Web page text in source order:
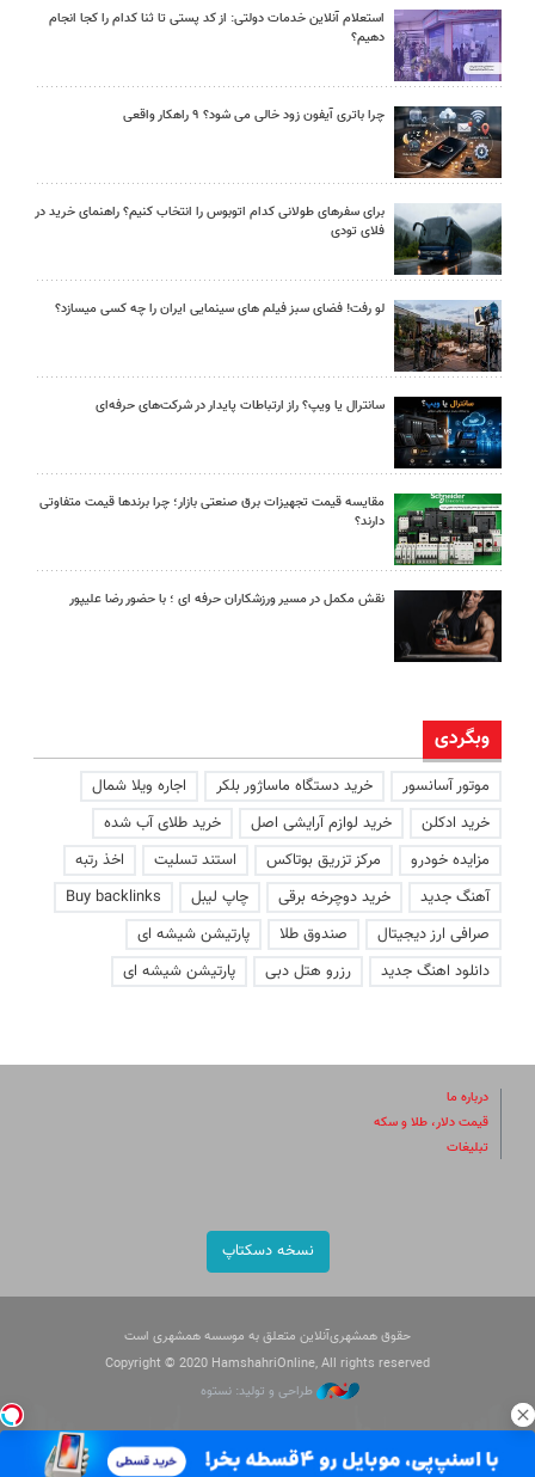
استعلام آنلاین خدمات دولتی: از کد پستی تا ثنا کدام را کجا انجام
دهیم؟
چرا باتری آیفون زود خالی می شود؟ ۹ راهکار واقعی
برای سفرهای طولانی کدام اتوبوس را انتخاب کنیم؟ راهنمای خرید در
فلای تودی
لو رفت! فضای سبز فیلم های سینمایی ایران را چه کسی میسازد؟
سانترال یا ویپ؟ راز ارتباطات پایدار در شرکت‌های حرفه‌ای
مقایسه قیمت تجهیزات برق صنعتی بازار؛ چرا برندها قیمت متفاوتی
دارند؟
نقش مکمل در مسیر ورزشکاران حرفه ای ؛ با حضور رضا علیپور
وبگردی
موتور آسانسور خرید دستگاه ماساژور بلکر
اجاره ویلا شمال
خرید ادکلن
خرید لوازم آرایشی اصل
خرید طلای آب شده
مزایده خودرو
مرکز تزریق بوتاکس استند تسلیت
اخذ رتبه
آهنگ جدید
خرید دوچرخه برقی چاپ لیبل
Buy backlinks
صرافی ارز دیجیتال
صندوق طلا
پارتیشن شیشه ای
دانلود اهنگ جدید
رزرو هتل دبی پارتیشن شیشه ای
درباره ما
قیمت دلار، طلا و سکه
تبلیغات
نسخه دسکتاپ
حقوق همشهری‌آنلاین متعلق به موسسه همشهری است
Copyright © 2020 HamshahriOnline, All rights reserved
طراحی و تولید: نستوه